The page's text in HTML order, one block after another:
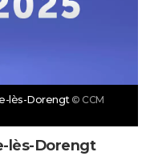
lès-Dorengt © CCM
lès-Dorengt